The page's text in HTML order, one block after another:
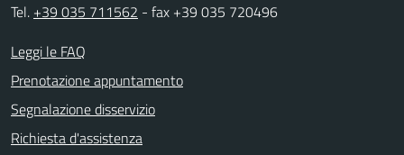
Tel. +39 035 711562 - fax +39 035 720496
Leggi le FAQ
Prenotazione appuntamento
Segnalazione disservizio
Richiesta d'assistenza